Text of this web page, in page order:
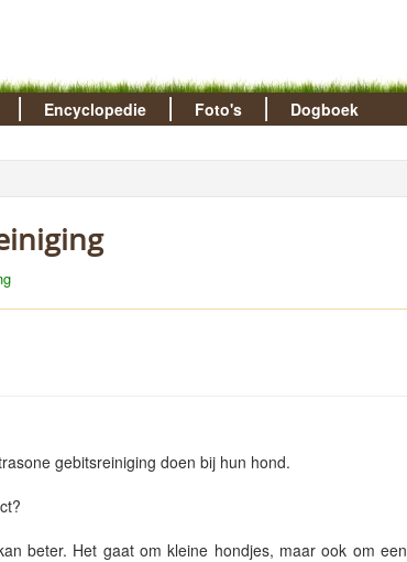
Encyclopedie Foto's Dogboek
gebitsreiniging doen bij hun hond.
beter. Het gaat om kleine hondjes, maar ook om een